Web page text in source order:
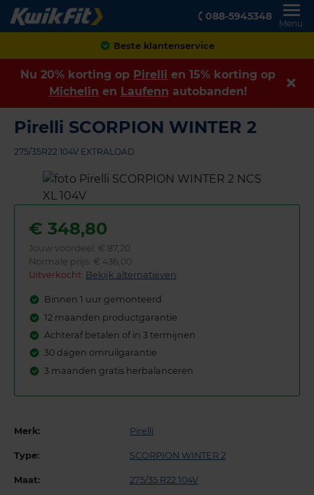
088-5945348
Menu
Achteraf betalen
Nu 20% korting op Pirelli en 15% korting op
Michelin en Laufenn autobanden!
Pirelli SCORPION WINTER 2
275/35R22 104V EXTRALOAD
€ 348,80
Jouw voordeel: € 87,20
Normale prijs: € 436,00
Uitverkocht: Bekijk alternatieven
Binnen 1 uur gemonteerd
12 maanden productgarantie
Achteraf betalen of in 3 termijnen
30 dagen omruilgarantie
3 maanden gratis herbalanceren
Merk: Pirelli
Type: SCORPION WINTER 2
Maat: 275/35 R22 104V